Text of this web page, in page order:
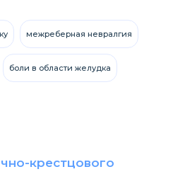
межреберная невралгия
боли в области желудка
крестцового